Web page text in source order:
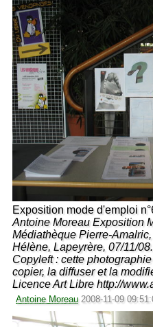
Exposition mode d'emploi
Antoine Moreau Exposition
Médiathèque Pierre-Amalric,
Hélène, Lapeyrère, 07/11/08.
Copyleft : cette
copier, la diffuser et la
Licence Art Libre http://
Antoine Moreau 2008-11-09